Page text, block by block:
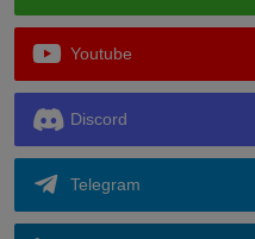
Youtube
Discord
Telegram